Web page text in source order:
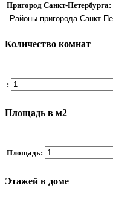
Пригород Санкт-Петербурга:
Количество комнат
:
Площадь в м2
Площадь:
Этажей в доме